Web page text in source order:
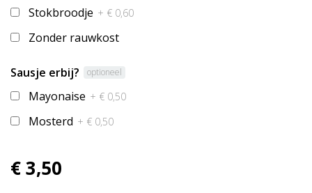
Stokbroodje + € 0,60
Zonder rauwkost
Sausje erbij? optioneel
Mayonaise + € 0,50
Mosterd + € 0,50
€ 3,50